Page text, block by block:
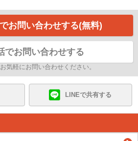
お問い合わせする(無料)
でお問い合わせする
気軽にお問い合わせください。
LINEで共有する